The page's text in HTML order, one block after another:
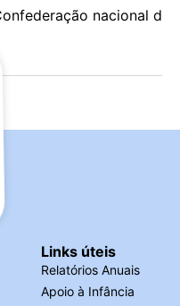
Links úteis
Relatórios Anuais
Apoio à Infância